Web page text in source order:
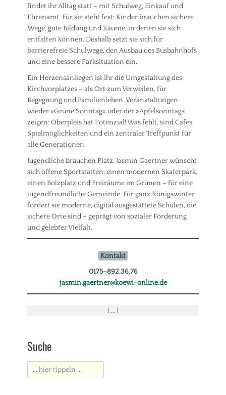
findet ihr Alltag statt – mit Schulweg, Einkauf und
Ehrenamt. Für sie steht fest: Kinder brauchen sichere
Wege, gute Bildung und Räume, in denen sie sich
entfalten können. Deshalb setzt sie sich für
barrierefreie Schulwege, den Ausbau des Busbahnhofs
und eine bessere Parksituation ein.
Ein Herzensanliegen ist ihr die Umgestaltung des
Kirchvorplatzes – als Ort zum Verweilen, für
Begegnung und Familienleben. Veranstaltungen
wieder »Grüne Sonntag« oder der »Apfelsonntag«
zeigen: Oberpleis hat Potenzial! Was fehlt, sind Cafés,
Spielmöglichkeiten und ein zentraler Treffpunkt für
alle Generationen.
Jugendliche brauchen Platz. Jasmin Gaertner wünscht
sich offene Sportstätten, einen modernen Skaterpark,
einen Bolzplatz und Freiräume im Grünen – für eine
jugendfreundliche Gemeinde. Für ganz Königswinter
fordert sie moderne, digital ausgestattete Schulen, die
sichere Orte sind – geprägt von sozialer Förderung
und gelebter Vielfalt.
Kontakt
0175–892.36.76
jasmin.gaertner@koewi-online.de
( … )
Suche
Suche
nach: